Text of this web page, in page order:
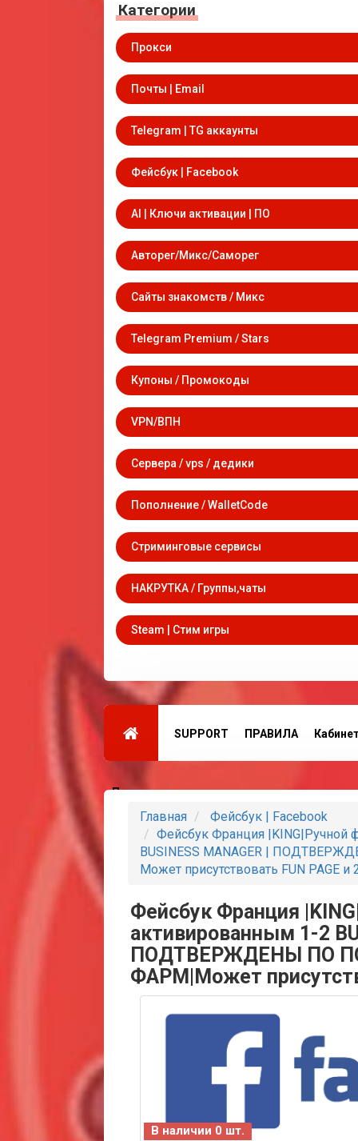
Категории
Прокси
Почты | Email
Telegram | TG аккаунты
Фейсбук | Facebook
AI | Ключи активации | ПО
Авторег/Микс/Саморег
Сайты знакомств / Микс
Telegram Premium / Stars
Купоны / Промокоды
VPN/ВПН
Сервера / vps / дедики
Пополнение / WalletCode
Стриминговые сервисы
НАКРУТКА / Группы,чаты
Steam | Стим игры
SUPPORT ПРАВИЛА
Партнеры
Главная
Фейсбук | Facebook
Фейсбук Франция |KING|Ручной
BUSINESS MANAGER |
Может присутствовать FUN PAGE и
Фейсбук Франция
активированным 1-2
ПОДТВЕРЖДЕНЫ ПО
ФАРМ|Может
В наличии 0 шт.